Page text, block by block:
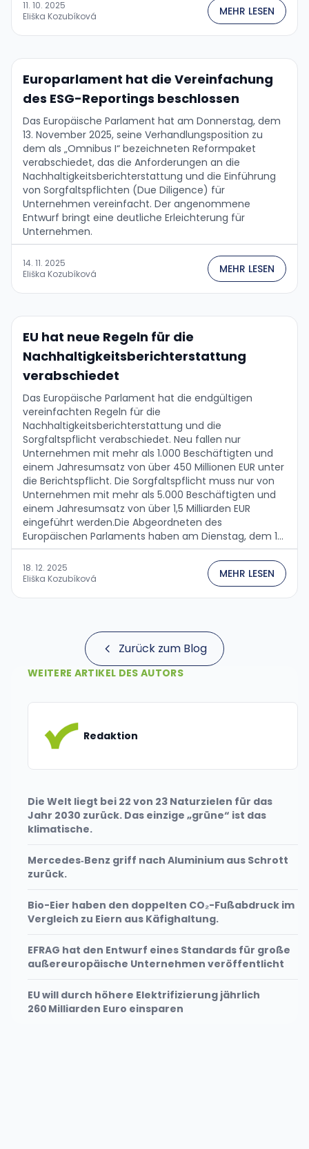
11. 10. 2025
Eliška Kozubíková
MEHR LESEN
Europarlament hat die Vereinfachung
des ESG-Reportings beschlossen
Das Europäische Parlament hat am Donnerstag, dem
13. November 2025, seine Verhandlungsposition zu
dem als „Omnibus I“ bezeichneten Reformpaket
verabschiedet, das die Anforderungen an die
Nachhaltigkeitsberichterstattung und die Einführung
von Sorgfaltspflichten (Due Diligence) für
Unternehmen vereinfacht. Der angenommene
Entwurf bringt eine deutliche Erleichterung für
Unternehmen.
14. 11. 2025
Eliška Kozubíková
MEHR LESEN
EU hat neue Regeln für die
Nachhaltigkeitsberichterstattung
verabschiedet
Das Europäische Parlament hat die endgültigen
vereinfachten Regeln für die
Nachhaltigkeitsberichterstattung und die
Sorgfaltspflicht verabschiedet. Neu fallen nur
Unternehmen mit mehr als 1.000 Beschäftigten und
einem Jahresumsatz von über 450 Millionen EUR unter
die Berichtspflicht. Die Sorgfaltspflicht muss nur von
Unternehmen mit mehr als 5.000 Beschäftigten und
einem Jahresumsatz von über 1,5 Milliarden EUR
eingeführt werden.Die Abgeordneten des
Europäischen Parlaments haben am Dienstag, dem 16.
Dezember 2025, die endgültige Anpassung der
Anforderungen zur Umsetzung der
Nachhaltigkeitsprinzipien im Geschäftsleben von
Kommission im Februar …
18. 12. 2025
Eliška Kozubíková
MEHR LESEN
Zurück zum Blog
WEITERE ARTIKEL DES AUTORS
Redaktion
Die Welt liegt bei 22 von 23 Naturzielen für das
Jahr 2030 zurück. Das einzige „grüne“ ist das
klimatische.
Mercedes‑Benz griff nach Aluminium aus Schrott
zurück.
Bio-Eier haben den doppelten CO₂-Fußabdruck im
Vergleich zu Eiern aus Käfighaltung.
EFRAG hat den Entwurf eines Standards für große
außereuropäische Unternehmen veröffentlicht
EU will durch höhere Elektrifizierung jährlich
260 Milliarden Euro einsparen